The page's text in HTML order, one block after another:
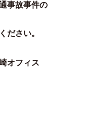
事故事件の
ださい。
オフィス